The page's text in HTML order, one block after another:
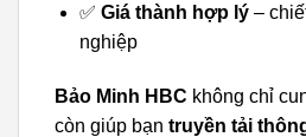
✅ Giá thành hợp lý–
nghiệp
Bảo Minh HBC không chỉ
còn giúp bạn truyền tải